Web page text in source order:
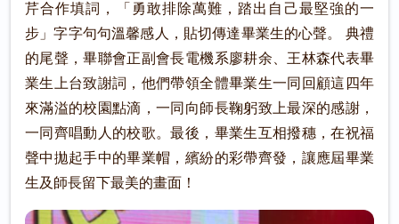
芹合作填詞，「勇敢排除萬難，踏出自己最堅強的一
步」字字句句溫馨感人，貼切傳達畢業生的心聲。 典禮
的尾聲，畢聯會正副會長電機系廖耕余、王林森代表畢
業生上台致謝詞，他們帶領全體畢業生一同回顧這四年
來滿溢的校園點滴，一同向師長鞠躬致上最深的感謝，
一同齊唱動人的校歌。最後，畢業生互相撥穗，在祝福
聲中拋起手中的畢業帽，繽紛的彩帶齊發，讓應屆畢業
生及師長留下最美的畫面！